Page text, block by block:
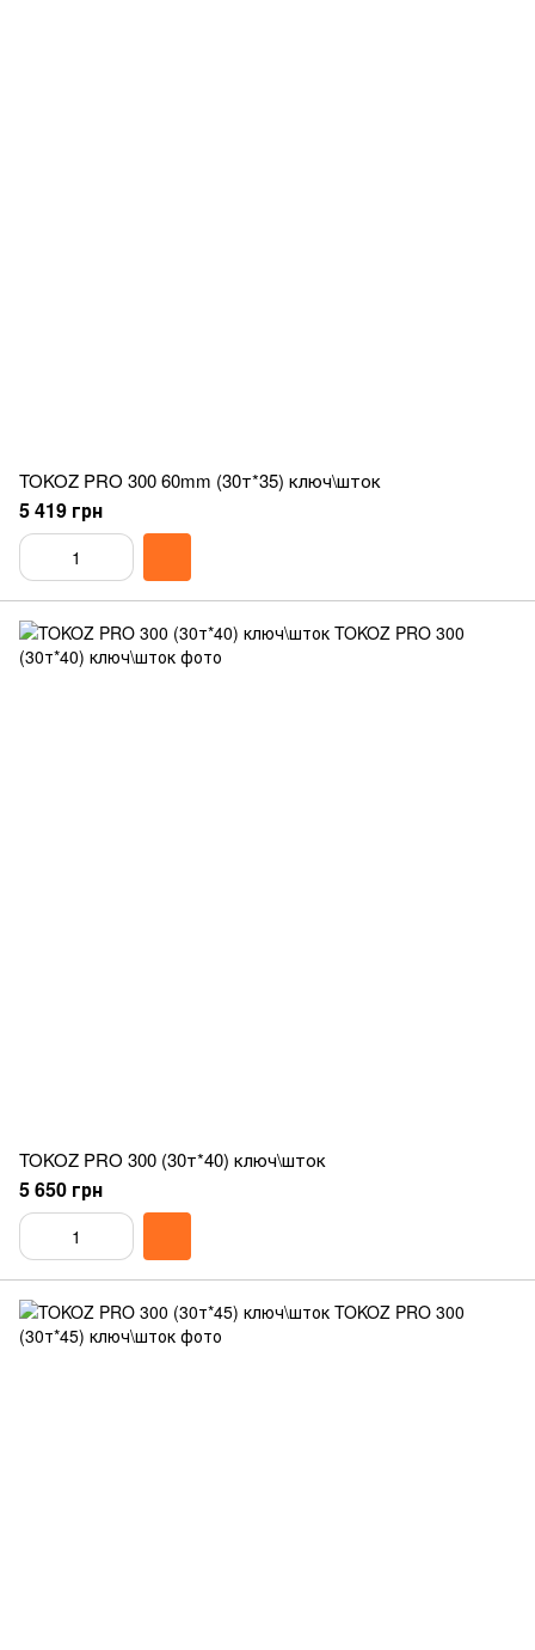
TOKOZ PRO 300 60mm (30т*35) ключ\шток
5 419 грн
TOKOZ PRO 300 (30т*40) ключ\шток
5 650 грн